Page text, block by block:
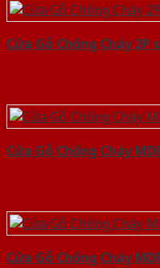
Cửa Gỗ Chống Cháy
Cửa Gỗ Chống Cháy
Cửa Gỗ Chống Cháy